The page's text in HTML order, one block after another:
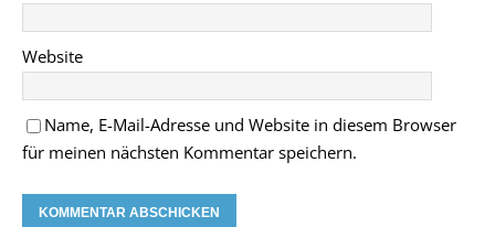
Website
Name, E-Mail-Adresse und Website in diesem Browser
für meinen nächsten Kommentar speichern.